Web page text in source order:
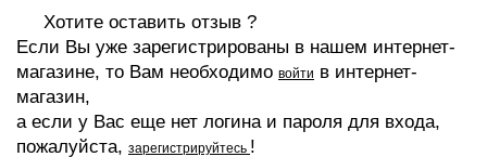
Хотите оставить отзыв ?
Если Вы уже зарегистрированы в нашем интернет-
магазине, то Вам необходимо войти в интернет-
магазин,
а если у Вас еще нет логина и пароля для входа,
пожалуйста, зарегистрируйтесь !